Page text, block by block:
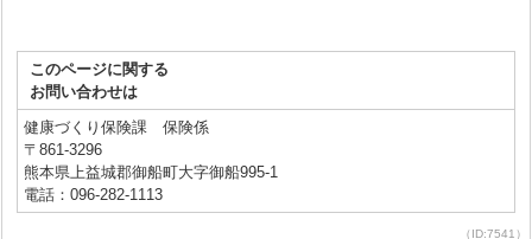
このページに関する
お問い合わせは
健康づくり保険課 保険係
〒861-3296
熊本県上益城郡御船町大字御船995-1
電話：096-282-1113
（ID:7541）